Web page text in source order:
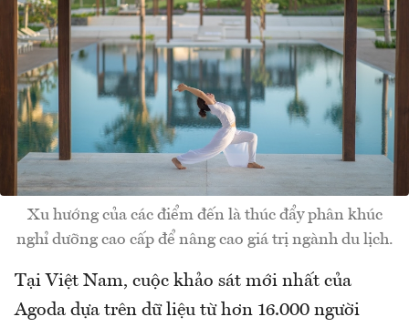
Xu hướng của các điểm đến là thúc đẩy phân khúc
nghỉ dưỡng cao cấp để nâng cao giá trị ngành du lịch.
Tại Việt Nam, cuộc khảo sát mới nhất của
Agoda dựa trên dữ liệu từ hơn 16.000 người